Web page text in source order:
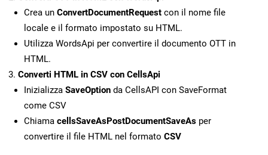
Crea un ConvertDocumentRequest con il nome file
locale e il formato impostato su HTML.
Utilizza WordsApi per convertire il documento OTT in
HTML.
Converti HTML in CSV con CellsApi
Inizializza SaveOption da CellsAPI con SaveFormat
come CSV
Chiama cellsSaveAsPostDocumentSaveAs per
convertire il file HTML nel formato CSV